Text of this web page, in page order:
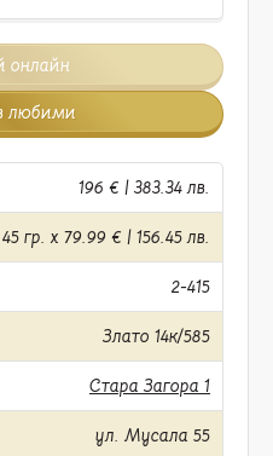
онлайн
любими
196 € | 383.34 лв.
гр. x 79.99 € | 156.45 лв.
2-415
Злато 14к/585
Стара Загора 1
ул. Мусала 55